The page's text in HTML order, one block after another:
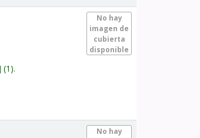
No hay
imagen de
cubierta
disponible
(1).
No hay